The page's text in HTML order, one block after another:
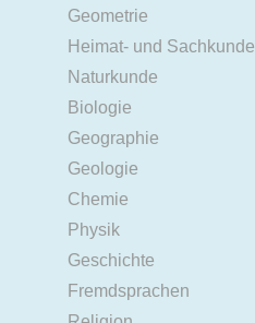
Geometrie
Heimat- und Sachkunde
Naturkunde
Biologie
Geographie
Geologie
Chemie
Physik
Geschichte
Fremdsprachen